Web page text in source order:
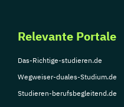
Relevante Portale
Das-Richtige-studieren.de
Wegweiser-duales-Studium.de
Studieren-berufsbegleitend.de